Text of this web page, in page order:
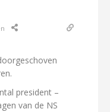
president –
van de NS